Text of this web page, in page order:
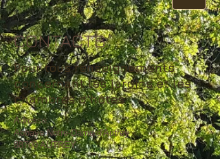
CONTACTS
Pour tous renseignements
concernant les jardins et les
chambres d'hôtes
Adresse:
Abbaye Notre-Dame d'Autrey
88700 AUTREY